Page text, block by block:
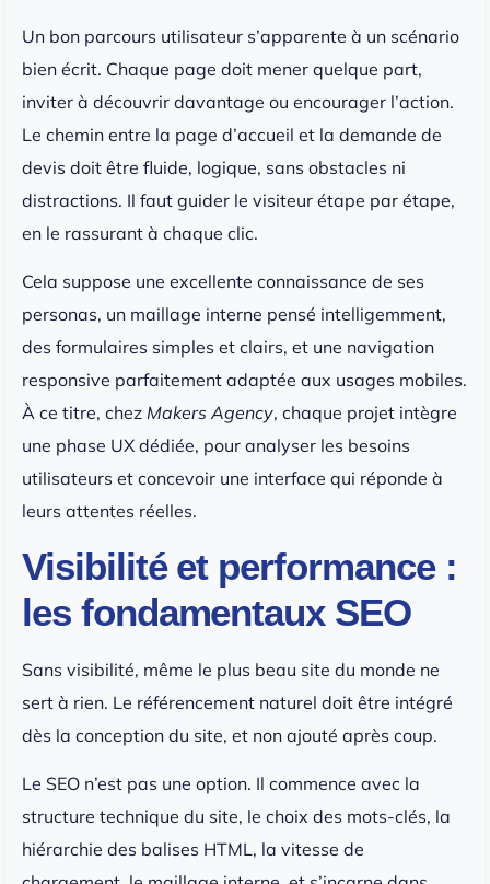
Un bon parcours utilisateur s’apparente à un scénario
bien écrit. Chaque page doit mener quelque part,
inviter à découvrir davantage ou encourager l’action.
Le chemin entre la page d’accueil et la demande de
devis doit être fluide, logique, sans obstacles ni
distractions. Il faut guider le visiteur étape par étape,
en le rassurant à chaque clic.
Cela suppose une excellente connaissance de ses
personas, un maillage interne pensé intelligemment,
des formulaires simples et clairs, et une navigation
responsive parfaitement adaptée aux usages mobiles.
À ce titre, chez Makers Agency, chaque projet intègre
une phase UX dédiée, pour analyser les besoins
utilisateurs et concevoir une interface qui réponde à
leurs attentes réelles.
Visibilité et performance :
les fondamentaux SEO
Sans visibilité, même le plus beau site du monde ne
sert à rien. Le référencement naturel doit être intégré
dès la conception du site, et non ajouté après coup.
Le SEO n’est pas une option. Il commence avec la
structure technique du site, le choix des mots-clés, la
hiérarchie des balises HTML, la vitesse de